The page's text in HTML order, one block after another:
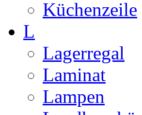
Küchenzeile
L
Lagerregal
Laminat
Lampen